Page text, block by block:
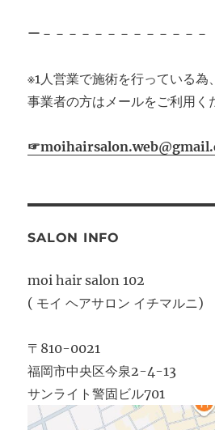
ー－－－－－－－－－－－－－
※1人営業で施術を行っている為、
事業者の方はメールをご利用く
SALON INFO
moi hair salon 102
( モイ ヘアサロン イチマルニ)
〒810-0021
福岡市中央区今泉2-4-13
サンライト警固ビル701